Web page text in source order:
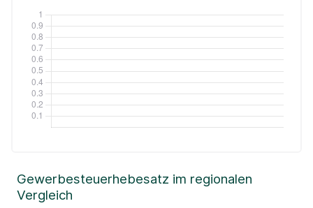
Gewerbesteuerhebesatz im regionalen
Vergleich